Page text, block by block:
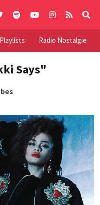
Playlists Radio Nostalgie
Says"